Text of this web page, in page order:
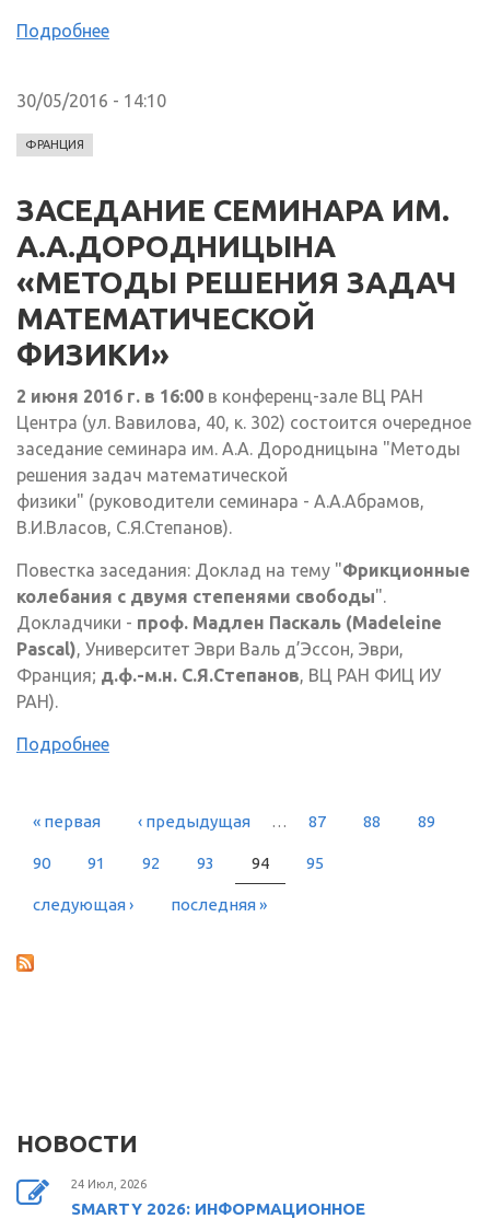
Подробнее
30/05/2016 - 14:10
ФРАНЦИЯ
ЗАСЕДАНИЕ СЕМИНАРА ИМ.
А.А.ДОРОДНИЦЫНА
«МЕТОДЫ РЕШЕНИЯ ЗАДАЧ
МАТЕМАТИЧЕСКОЙ
ФИЗИКИ»
2 июня 2016 г. в 16:00 в конференц-зале ВЦ РАН
Центра (ул. Вавилова, 40, к. 302) состоится очередное
заседание семинара им. А.А. Дородницына "Методы
решения задач математической
физики" (руководители семинара - А.А.Абрамов,
В.И.Власов, С.Я.Степанов).
Повестка заседания: Доклад на тему "Фрикционные
колебания с двумя степенями свободы".
Докладчики - проф. Мадлен Паскаль (Madeleine
Pascal), Университет Эври Валь д’Эссон, Эври,
Франция; д.ф.-м.н. С.Я.Степанов, ВЦ РАН ФИЦ ИУ
РАН).
Подробнее
СТРАНИЦЫ
« первая ‹ предыдущая … 87 88 89
90 91 92 93 94 95
следующая › последняя »
НОВОСТИ
24 Июл, 2026
SMARTY 2026: ИНФОРМАЦИОННОЕ